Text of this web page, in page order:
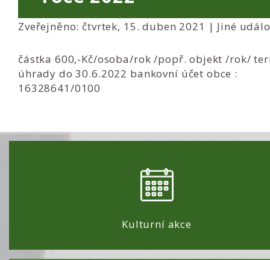
Zveřejněno: čtvrtek, 15. duben 2021 | Jiné
částka 600,-Kč/osoba/rok /popř. objekt /rok/
úhrady do 30.6.2022 bankovní účet obce :
16328641/0100
Kulturní akce